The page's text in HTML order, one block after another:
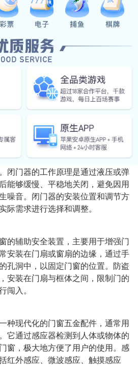
常用于门扇，而铰链则多用于窗
钢或锌合金，具有较高的强度和耐
意其承重能力和耐用性。
启角度固定，防止窗户因风力或
挡通常由金属材料制成，具有一定
节窗户的开启角度。撑挡的设计不
门窗的装置，通常用于公共场所
闭门器的工作原理是通过液压或弹
能够缓慢、平稳地关闭，避免因用
噪音。闭门器的安装位置和调节方
际需求进行选择和调整。
辅助安全装置，主要用于增强门
安装在门扇或窗扇的边缘，通过手
孔洞中，以固定门窗的位置。防盗
安装在门扇与框体之间，限制门的
闯入。
现代化的门窗五金配件，通常用
它通过感应器检测到人体或物体的
窗，极大地方便了用户的使用。感
红外感应、微波感应、触摸感应